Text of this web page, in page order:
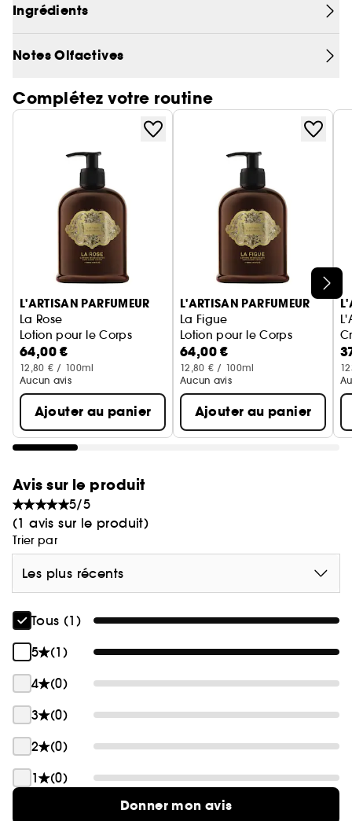
Nuits, vaporisez L’Eau d’Ambre. Ce parfum oriental
a réuni les matériaux parmi les plus précieux du
monde de la parfumerie. En effet, le benjoin, le
cœur de ce parfum séduisant et onirique.
Ingrédients
Notes Olfactives
Complétez votre routine
Ignorer le carrousel produits
L'ARTISAN PARFUMEUR
La Rose
Lotion pour le Corps
64,00 €
12,80 € / 100ml
Aucun avis
Ajouter au panier
L'ARTISAN PARFUMEUR
La Figue
Lotion pour le Corps
64,00 €
12,80 € / 100ml
Aucun avis
Ajouter au panier
Avis sur le produit
5/5
(1 avis sur le produit)
Trier par
Les plus récents
Tous (1)
5
(1)
4
(0)
3
(0)
2
(0)
1
(0)
Donner mon avis